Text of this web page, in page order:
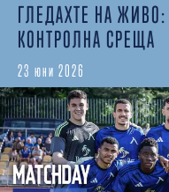
ГЛЕДАХТЕ НА
КОНТРОЛНА СРЕЩА
23 юни 2026